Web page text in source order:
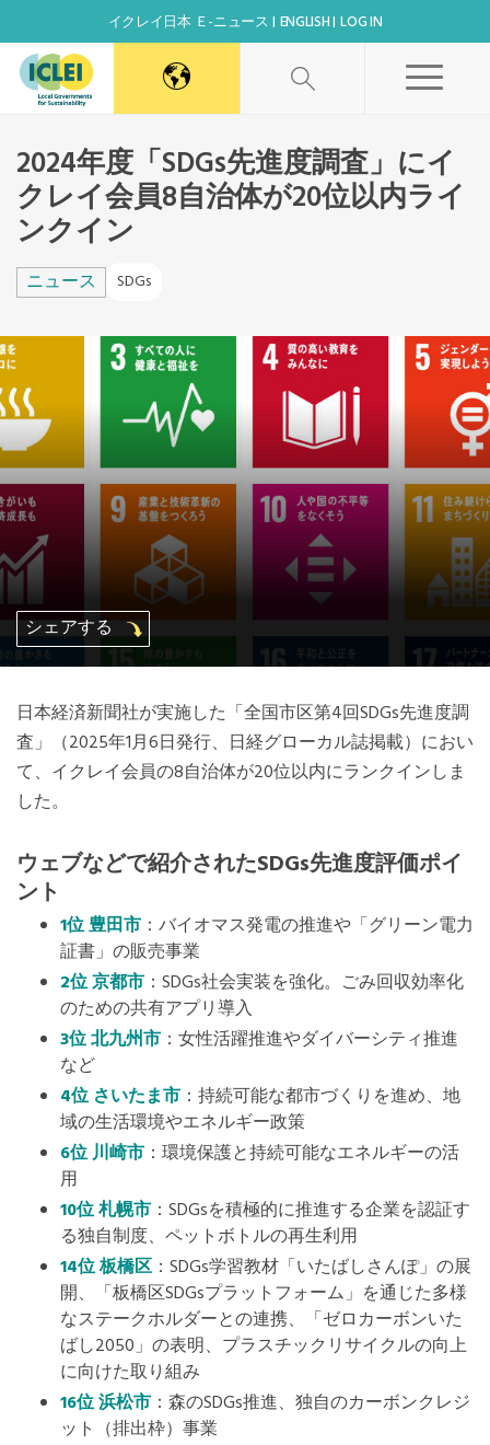
イクレイ日本 Ｅ-ニュース ENGLISH LOG IN
World Secretariat
Africa Secretariat
Canada Office
East Asia Secretariat
Korea Office
Kaohsiung Capacity Center
Mexico, Central America and Caribbean
Secretariat
Southeast Asia Secretariat
South America Secretariat
USA Office
2024年度「SDGs先進度調査」にイ
クレイ会員8自治体が20位以内ライ
ンクイン
ニュース SDGs
シェアする
日本経済新聞社が実施した「全国市区第4回SDGs先進度調
査」（2025年1月6日発行、日経グローカル誌掲載）におい
て、イクレイ会員の8自治体が20位以内にランクインしま
した。
ウェブなどで紹介されたSDGs先進度評価ポイ
ント
1位 豊田市 ：バイオマス発電の推進や「グリーン電力
証書」の販売事業
2位 京都市 ：SDGs社会実装を強化。ごみ回収効率化
のための共有アプリ導入
3位 北九州市 ：女性活躍推進やダイバーシティ推進
など
4位 さいたま市 ：持続可能な都市づくりを進め、地
域の生活環境やエネルギー政策
6位 川崎市 ：環境保護と持続可能なエネルギーの活
用
10位 札幌市 ：SDGsを積極的に推進する企業を認証す
る独自制度、ペットボトルの再生利用
14位 板橋区 ：SDGs学習教材「いたばしさんぽ」の展
開、「板橋区SDGsプラットフォーム」を通じた多様
なステークホルダーとの連携、「ゼロカーボンいた
ばし2050」の表明、プラスチックリサイクルの向上
に向けた取り組み
16位 浜松市 ：森のSDGs推進、独自のカーボンクレジ
ット（排出枠）事業